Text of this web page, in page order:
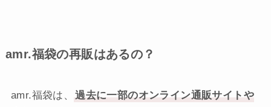
amr.福袋の再販はあるの？
amr.福袋は、
過去に一部のオンライン通販サイトや